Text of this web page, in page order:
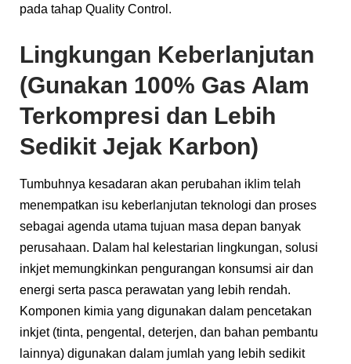
pada tahap Quality Control.
Lingkungan Keberlanjutan
(Gunakan 100% Gas Alam
Terkompresi dan Lebih
Sedikit Jejak Karbon)
Tumbuhnya kesadaran akan perubahan iklim telah
menempatkan isu keberlanjutan teknologi dan proses
sebagai agenda utama tujuan masa depan banyak
perusahaan. Dalam hal kelestarian lingkungan, solusi
inkjet memungkinkan pengurangan konsumsi air dan
energi serta pasca perawatan yang lebih rendah.
Komponen kimia yang digunakan dalam pencetakan
inkjet (tinta, pengental, deterjen, dan bahan pembantu
lainnya) digunakan dalam jumlah yang lebih sedikit